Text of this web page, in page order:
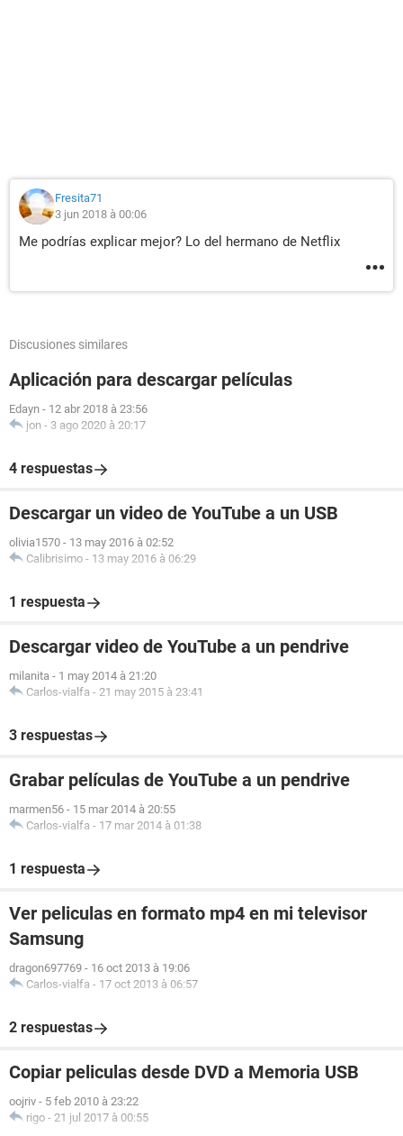
Fresita71
3 jun 2018 à 00:06
Me podrías explicar mejor? Lo del hermano de Netflix
Discusiones similares
Aplicación para descargar películas
Edayn - 12 abr 2018 à 23:56
jon - 3 ago 2020 à 20:17
4 respuestas
Descargar un video de YouTube a un USB
olivia1570 - 13 may 2016 à 02:52
Calibrisimo - 13 may 2016 à 06:29
1 respuesta
Descargar video de YouTube a un pendrive
milanita - 1 may 2014 à 21:20
Carlos-vialfa - 21 may 2015 à 23:41
3 respuestas
Grabar películas de YouTube a un pendrive
marmen56 - 15 mar 2014 à 20:55
Carlos-vialfa - 17 mar 2014 à 01:38
1 respuesta
Ver peliculas en formato mp4 en mi televisor
Samsung
dragon697769 - 16 oct 2013 à 19:06
Carlos-vialfa - 17 oct 2013 à 06:57
2 respuestas
Copiar peliculas desde DVD a Memoria USB
oojriv - 5 feb 2010 à 23:22
rigo - 21 jul 2017 à 00:55